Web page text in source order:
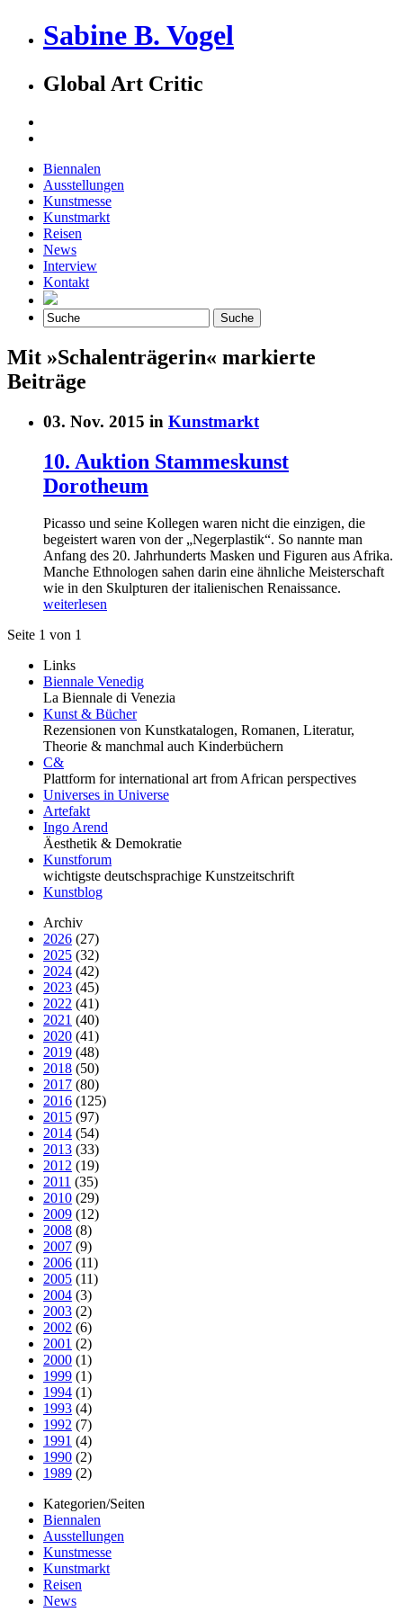
Sabine B. Vogel
Global Art Critic
Biennalen
Ausstellungen
Kunstmesse
Kunstmarkt
Reisen
News
Interview
Kontakt
Mit »Schalenträgerin« markierte
Beiträge
03. Nov. 2015 in Kunstmarkt
10. Auktion Stammeskunst
Dorotheum
Picasso und seine Kollegen waren nicht die einzigen, die
begeistert waren von der „Negerplastik“. So nannte man
Anfang des 20. Jahrhunderts Masken und Figuren aus Afrika.
Manche Ethnologen sahen darin eine ähnliche Meisterschaft
wie in den Skulpturen der italienischen Renaissance.
weiterlesen
Seite 1 von 1
Links
Biennale Venedig
La Biennale di Venezia
Kunst & Bücher
Rezensionen von Kunstkatalogen, Romanen, Literatur,
Theorie & manchmal auch Kinderbüchern
C&
Plattform for international art from African perspectives
Universes in Universe
Artefakt
Ingo Arend
Äesthetik & Demokratie
Kunstforum
wichtigste deutschsprachige Kunstzeitschrift
Kunstblog
Archiv
2026 (27)
2025 (32)
2024 (42)
2023 (45)
2022 (41)
2021 (40)
2020 (41)
2019 (48)
2018 (50)
2017 (80)
2016 (125)
2015 (97)
2014 (54)
2013 (33)
2012 (19)
2011 (35)
2010 (29)
2009 (12)
2008 (8)
2007 (9)
2006 (11)
2005 (11)
2004 (3)
2003 (2)
2002 (6)
2001 (2)
2000 (1)
1999 (1)
1994 (1)
1993 (4)
1992 (7)
1991 (4)
1990 (2)
1989 (2)
Kategorien/Seiten
Biennalen
Ausstellungen
Kunstmesse
Kunstmarkt
Reisen
News